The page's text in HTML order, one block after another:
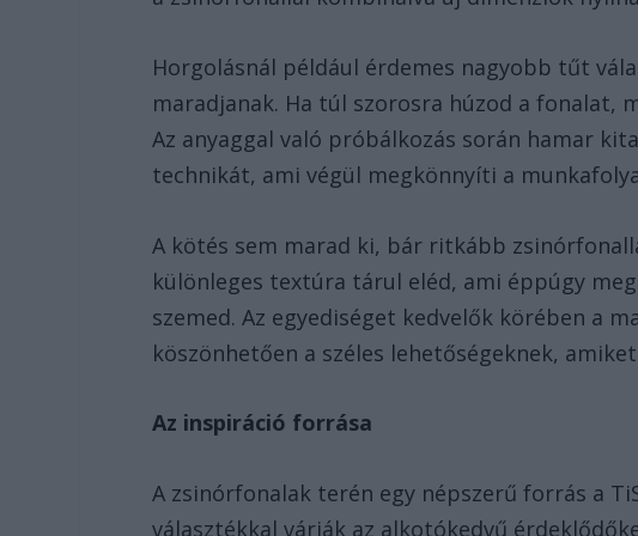
Horgolásnál például érdemes nagyobb tűt
maradjanak. Ha túl szorosra húzod a fonalat,
Az anyaggal való próbálkozás során hamar
technikát, ami végül megkönnyíti a
A kötés sem marad ki, bár ritkább
különleges textúra tárul eléd, ami éppúgy
szemed. Az egyediséget kedvelők körében a
köszönhetően a széles lehetőségeknek,
Az inspiráció forrása
A zsinórfonalak terén egy népszerű forrás a
választékkal várják az alkotókedvű